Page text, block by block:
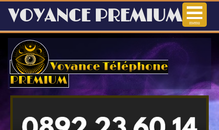
Voyance Téléphone
PREMIUM
menu
VOYANCE PREMIUM
Voyance Audiotel